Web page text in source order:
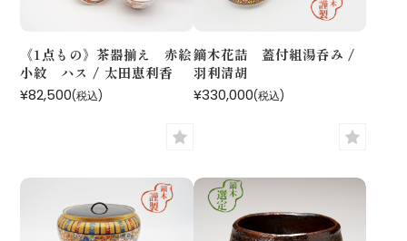
《1点もの》茶器揃え 赤絵
小紋 ハス / 太田恵利香
¥82,500(税込)
鏑木花詰 蓋付組湯呑み /
羽利清胡
¥330,000(税込)